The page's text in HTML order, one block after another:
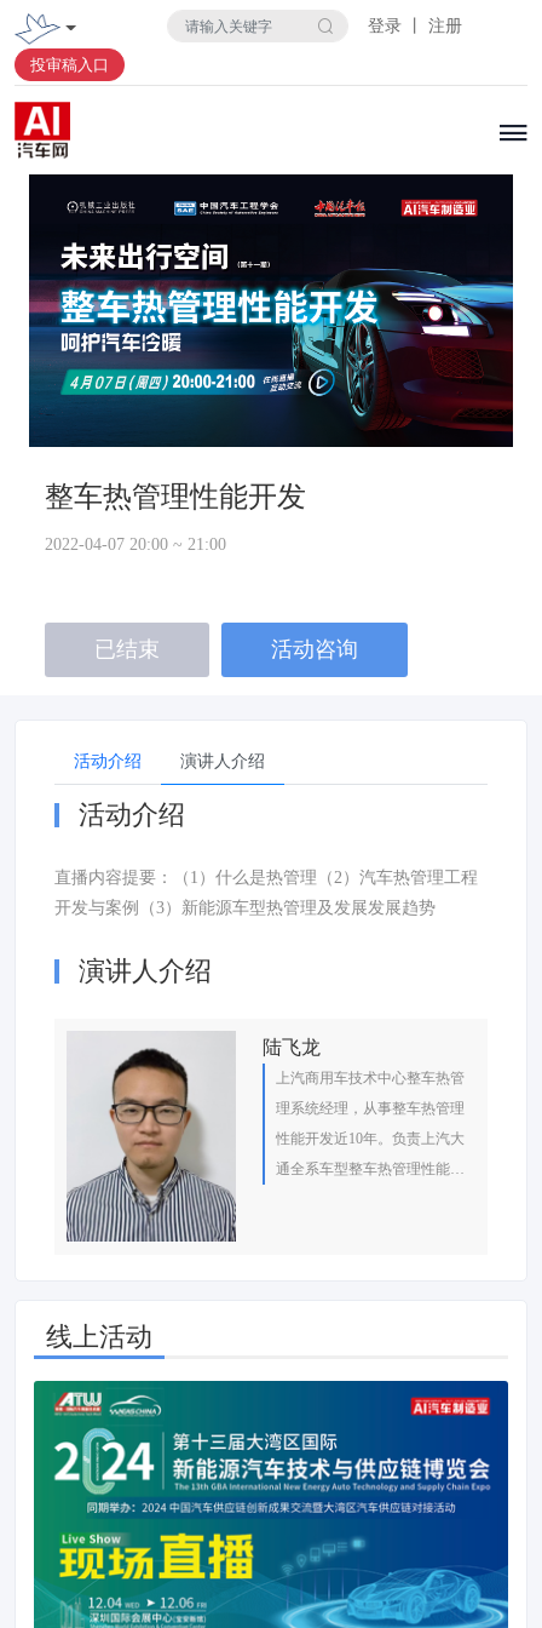
登录 丨 注册
投审稿入口
整车热管理性能开发
2022-04-07 20:00 ~ 21:00
已结束 活动咨询
活动介绍 演讲人介绍
活动介绍
直播内容提要：（1）什么是热管理（2）汽车热管理工程
开发与案例（3）新能源车型热管理及发展发展趋势
演讲人介绍
陆飞龙
上汽商用车技术中心整车热管
理系统经理，从事整车热管理
性能开发近10年。负责上汽大
通全系车型整车热管理性能开
线上活动